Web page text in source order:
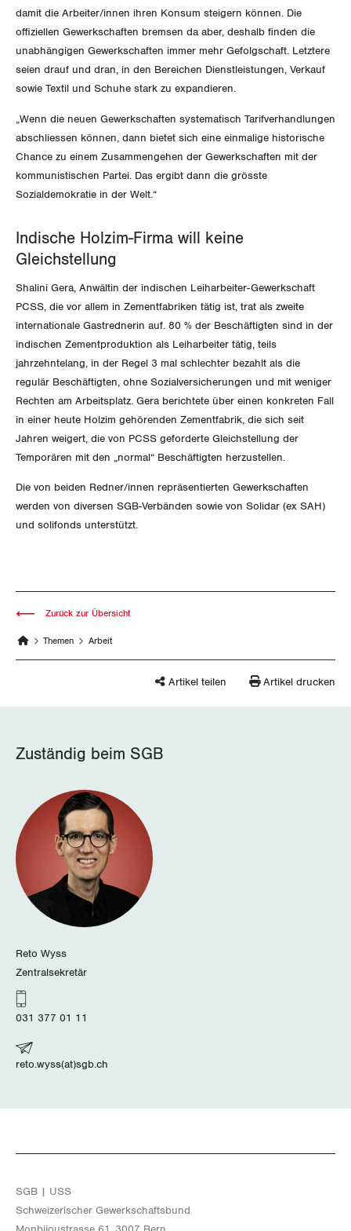
WEITERBILDUNG
NEWSLETTER
GREMIEN
Vorstand
Präsidialausschuss
Feministische Kommission
Jugendkommission
Migrationskommission
Queer-Kommission
Rentner:innen-Kommission
ZENTRALSEKRETARIAT
KANTONALE BÜNDE
Aargau
Beide Basel
Bern
Genf
Glarus
Graubünden
Jura
Luzern
Neuenburg
Nidwalden
Schwyz
Tessin
Waadt
Zürich
ANGESCHLOSSENE VERBÄNDE
OFFENE STELLEN
Artikel
Bücher/Broschüren
Blog
Blog Daniel Lampart
Der Europa-Blog
Kontakt
damit die Arbeiter/innen ihren Konsum steigern können. Die
offiziellen Gewerkschaften bremsen da aber, deshalb finden die
unabhängigen Gewerkschaften immer mehr Gefolgschaft. Letztere
seien drauf und dran, in den Bereichen Dienstleistungen, Verkauf
sowie Textil und Schuhe stark zu expandieren.
„Wenn die neuen Gewerkschaften systematisch Tarifverhandlungen
abschliessen können, dann bietet sich eine einmalige historische
Chance zu einem Zusammengehen der Gewerkschaften mit der
kommunistischen Partei. Das ergibt dann die grösste
Sozialdemokratie in der Welt.“
Indische Holzim-Firma will keine
Gleichstellung
Shalini Gera, Anwältin der indischen Leiharbeiter-Gewerkschaft
PCSS, die vor allem in Zementfabriken tätig ist, trat als zweite
internationale Gastrednerin auf. 80 % der Beschäftigten sind in der
indischen Zementproduktion als Leiharbeiter tätig, teils
jahrzehntelang, in der Regel 3 mal schlechter bezahlt als die
regulär Beschäftigten, ohne Sozialversicherungen und mit weniger
Rechten am Arbeitsplatz. Gera berichtete über einen konkreten Fall
in einer heute Holzim gehörenden Zementfabrik, die sich seit
Jahren weigert, die von PCSS geforderte Gleichstellung der
Temporären mit den „normal“ Beschäftigten herzustellen.
Die von beiden Redner/innen repräsentierten Gewerkschaften
werden von diversen SGB-Verbänden sowie von Solidar (ex SAH)
und solifonds unterstützt.
Themen Arbeit
Zurück zur Übersicht
Artikel teilen Artikel drucken
Zuständig beim SGB
Reto Wyss
Zentralsekretär
031 377 01 11
reto.wyss(at)sgb.ch
SGB | USS
Schwei­ze­ri­scher Ge­werk­schafts­bund